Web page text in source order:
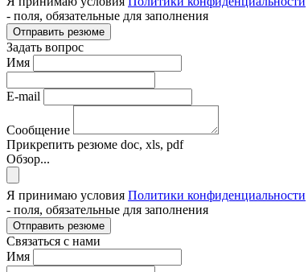
- поля, обязательные для заполнения
Отправить резюме
Задать вопрос
Имя
E-mail
Сообщение
Прикрепить резюме doc, xls, pdf
Обзор...
Я принимаю условия Политики конфиденциальности
- поля, обязательные для заполнения
Отправить резюме
Связаться с нами
Имя